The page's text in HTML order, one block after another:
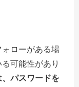
ローがある場
可能性があり
パスワードを